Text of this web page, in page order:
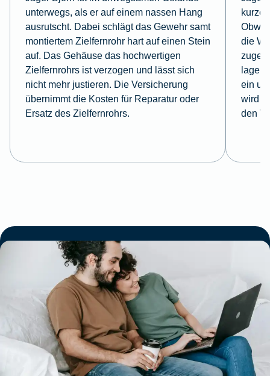
unterwegs, als er auf einem nassen Hang
ausrutscht. Dabei schlägt das Gewehr samt
montiertem Zielfernrohr hart auf einen Stein
auf. Das Gehäuse das hochwertigen
Zielfernrohrs ist verzogen und lässt sich
nicht mehr justieren. Die Versicherung
übernimmt die Kosten für Reparatur oder
Ersatz des Zielfernrohrs.
kurze
die
ein
wird
den